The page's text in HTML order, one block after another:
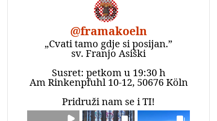
@framakoeln
„Cvati tamo gdje si posijan.”
sv. Franjo Asiški
Susret: petkom u 19:30 h
Am Rinkenpfuhl 10-12, 50676 Köln
Pridruži nam se i TI!